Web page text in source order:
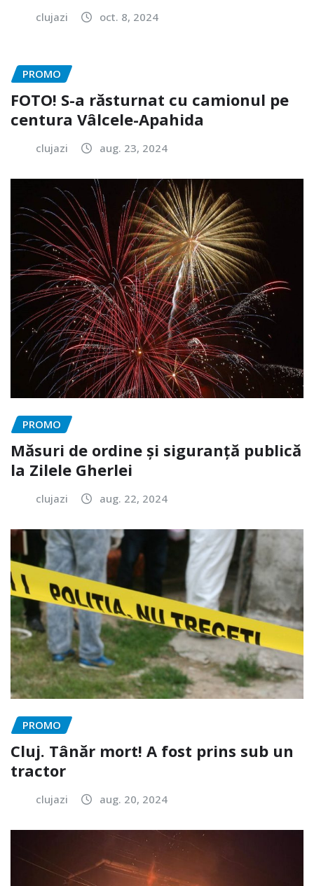
clujazi oct. 8, 2024
PROMO
FOTO! S-a răsturnat cu camionul pe
centura Vâlcele-Apahida
clujazi aug. 23, 2024
PROMO
Măsuri de ordine și siguranță publică
la Zilele Gherlei
clujazi aug. 22, 2024
PROMO
Cluj. Tânăr mort! A fost prins sub un
tractor
clujazi aug. 20, 2024